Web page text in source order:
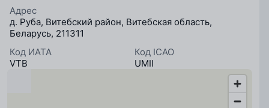
Адрес
д. Руба, Витебский район, Витебская область,
Беларусь, 211311
Код ИАТА
VTB
Код ICAO
UMII